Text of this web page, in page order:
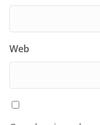
Web